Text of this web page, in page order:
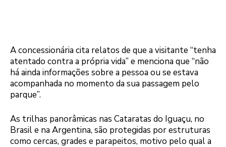
A concessionária cita relatos de que a visitante “tenha
atentado contra a própria vida” e menciona que “não
há ainda informações sobre a pessoa ou se estava
acompanhada no momento da sua passagem pelo
parque”.
As trilhas panorâmicas nas Cataratas do Iguaçu, no
Brasil e na Argentina, são protegidas por estruturas
como cercas, grades e parapeitos, motivo pelo qual a